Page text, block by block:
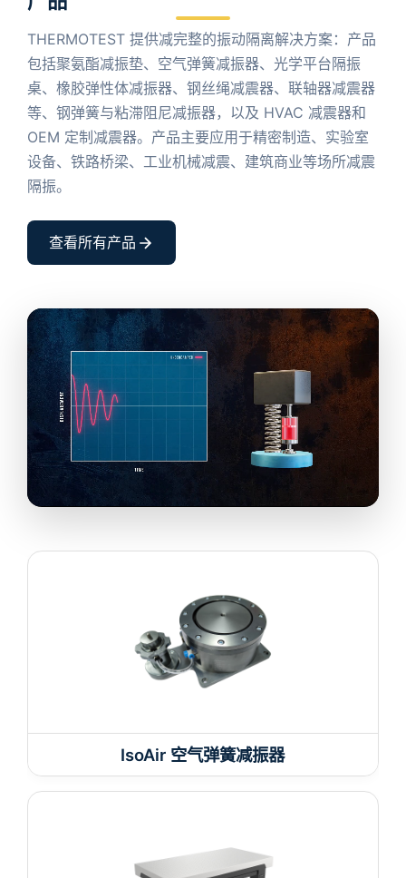
THERMOTEST 提供减完整的振动隔离解决方案：产品
包括聚氨酯减振垫、空气弹簧减振器、光学平台隔振
桌、橡胶弹性体减振器、钢丝绳减震器、联轴器减震器
等、钢弹簧与粘滞阻尼减振器，以及 HVAC 减震器和
OEM 定制减震器。产品主要应用于精密制造、实验室
设备、铁路桥梁、工业机械减震、建筑商业等场所减震
隔振。
查看所有产品
IsoAir 空气弹簧减振器